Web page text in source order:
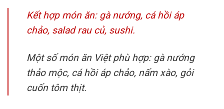
Kết hợp món ăn: gà nướng, cá hồi áp
chảo, salad rau củ, sushi.
Một số món ăn Việt phù hợp: gà nướng
thảo mộc, cá hồi áp chảo, nấm xào, gỏi
cuốn tôm thịt.